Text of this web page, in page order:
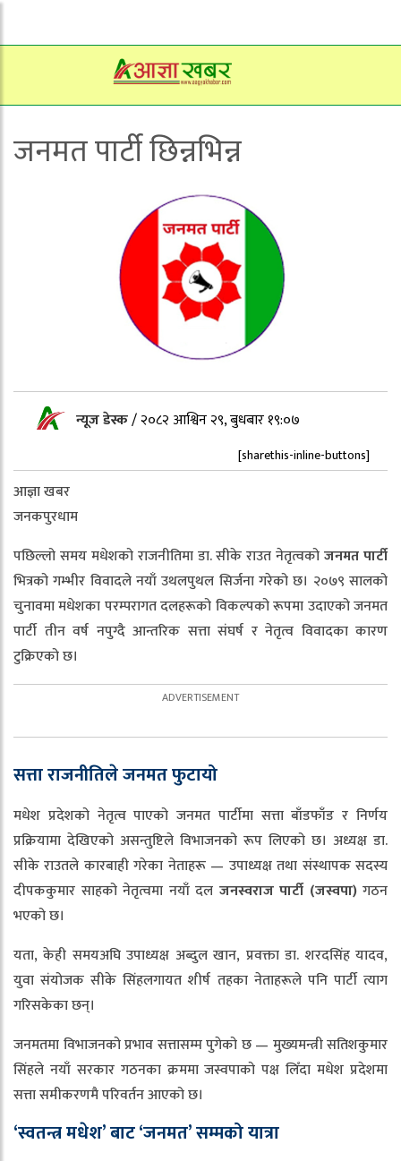
जनमत पार्टी छिन्नभिन्न
न्यूज डेस्क/२०८२ आश्विन २९, बुधबार १९:०७
[sharethis-inline-buttons]
आज्ञा खबर
जनकपुरधाम
पछिल्लो समय मधेशको राजनीतिमा डा. सीके राउत नेतृत्वकोजनमत पार्टी
भित्रको गम्भीर विवादले नयाँ उथलपुथल सिर्जना गरेको छ। २०७९ सालको
चुनावमा मधेशका परम्परागत दलहरूको विकल्पको रूपमा उदाएको जनमत
पार्टी तीन वर्ष नपुग्दै आन्तरिक सत्ता संघर्ष र नेतृत्व विवादका कारण
टुक्रिएको छ।
सत्ता राजनीतिले जनमत फुटायो
मधेश प्रदेशको नेतृत्व पाएको जनमत पार्टीमा सत्ता बाँडफाँड र निर्णय
प्रक्रियामा देखिएको असन्तुष्टिले विभाजनको रूप लिएको छ। अध्यक्ष डा.
सीके राउतले कारबाही गरेका नेताहरू — उपाध्यक्ष तथा संस्थापक सदस्य
दीपककुमार साहको नेतृत्वमा नयाँ दल जनस्वराज पार्टी (जस्वपा)गठन
भएको छ।
यता, केही समयअघि उपाध्यक्ष अब्दुल खान, प्रवक्ता डा. शरदसिंह यादव,
युवा संयोजक सीके सिंहलगायत शीर्ष तहका नेताहरूले पनि पार्टी त्याग
गरिसकेका छन्।
जनमतमा विभाजनको प्रभाव सत्तासम्म पुगेको छ — मुख्यमन्त्री सतिशकुमार
सिंहले नयाँ सरकार गठनका क्रममा जस्वपाको पक्ष लिँदा मधेश प्रदेशमा
सत्ता समीकरणमै परिवर्तन आएको छ।
‘स्वतन्त्र मधेश’ बाट ‘जनमत’ सम्मको यात्रा